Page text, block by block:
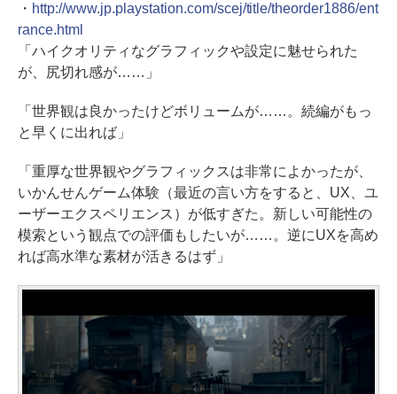
・ http://www.jp.playstation.com/scej/title/theorder1886/ent
rance.html
「ハイクオリティなグラフィックや設定に魅せられた
が、尻切れ感が……」
「世界観は良かったけどボリュームが……。続編がもっ
と早くに出れば」
「重厚な世界観やグラフィックスは非常によかったが、
いかんせんゲーム体験（最近の言い方をすると、UX、ユ
ーザーエクスペリエンス）が低すぎた。新しい可能性の
模索という観点での評価もしたいが……。逆にUXを高め
れば高水準な素材が活きるはず」